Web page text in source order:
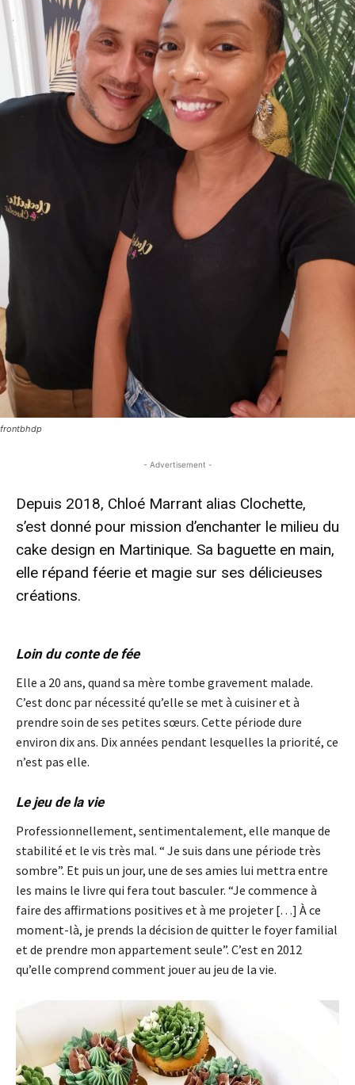
frontbhdp
- Advertisement -
Depuis 2018, Chloé Marrant alias Clochette,
s’est donné pour mission d’enchanter le milieu du
cake design en Martinique. Sa baguette en main,
elle répand féerie et magie sur ses délicieuses
créations.
Loin du conte de fée
Elle a 20 ans, quand sa mère tombe gravement malade.
C’est donc par nécessité qu’elle se met à cuisiner et à
prendre soin de ses petites sœurs. Cette période dure
environ dix ans. Dix années pendant lesquelles la priorité, ce
n’est pas elle.
Le jeu de la vie
Professionnellement, sentimentalement, elle manque de
stabilité et le vis très mal. “ Je suis dans une période très
sombre”. Et puis un jour, une de ses amies lui mettra entre
les mains le livre qui fera tout basculer. “Je commence à
faire des affirmations positives et à me projeter […] À ce
moment-là, je prends la décision de quitter le foyer familial
et de prendre mon appartement seule”. C’est en 2012
qu’elle comprend comment jouer au jeu de la vie.